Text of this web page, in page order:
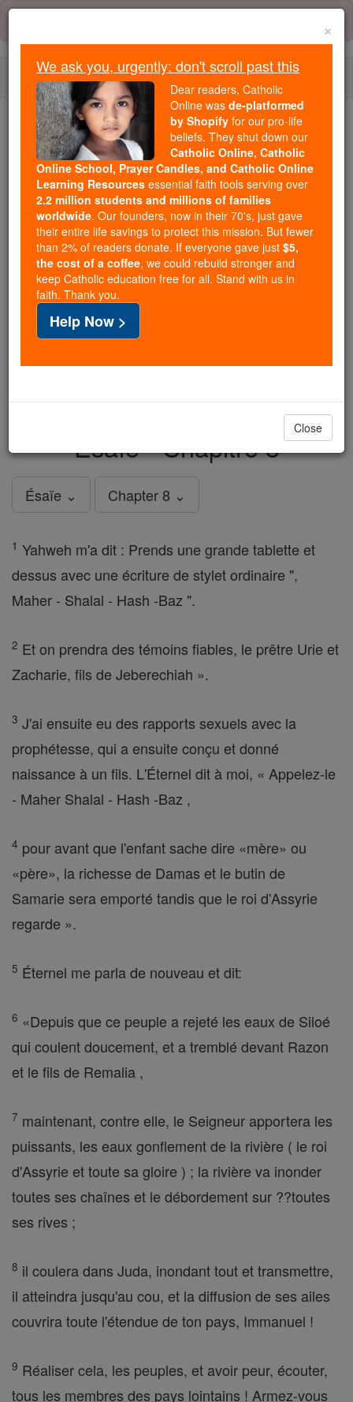
Skip
content
We ask you, urgently: don't scroll past this
Dear readers, Catholic Online
wasde-platformed by Shopify
for our pro-life beliefs. They
shut down ourCatholic
Online, Catholic Online School, Prayer Candles, and
Catholic Online Learning Resourcesessential faith
tools serving over2.2 million students and millions of
families worldwide. Our founders, now in their 70's,
just gave their entire life savings to protect this mission.
But fewer than 2% of readers donate. If everyone gave
just$5, the cost of a coffee, we could rebuild stronger
in faith. Thank you.DONATE TODAY >
Ésaïe - Chapitre 8
Ésaïe ⌄ Chapter 8 ⌄
1 Yahweh m'a dit : Prends une grande tablette et
dessus avec une écriture de stylet ordinaire ",
Maher - Shalal - Hash -Baz ".
2 Et on prendra des témoins fiables, le prêtre Urie et
Zacharie, fils de Jeberechiah ».
3 J'ai ensuite eu des rapports sexuels avec la
prophétesse, qui a ensuite conçu et donné
naissance à un fils. L'Éternel dit à moi, « Appelez-le
- Maher Shalal - Hash -Baz ,
4 pour avant que l'enfant sache dire «mère» ou
«père», la richesse de Damas et le butin de
Samarie sera emporté tandis que le roi d'Assyrie
regarde ».
5 Éternel me parla de nouveau et dit:
6 «Depuis que ce peuple a rejeté les eaux de Siloé
qui coulent doucement, et a tremblé devant Razon
et le fils de Remalia ,
7 maintenant, contre elle, le Seigneur apportera les
puissants, les eaux gonflement de la rivière ( le roi
d'Assyrie et toute sa gloire ) ; la rivière va inonder
toutes ses chaînes et le débordement sur ??toutes
ses rives ;
8 il coulera dans Juda, inondant tout et transmettre,
il atteindra jusqu'au cou, et la diffusion de ses ailes
couvrira toute l'étendue de ton pays, Immanuel !
9 Réaliser cela, les peuples, et avoir peur, écouter,
tous les membres des pays lointains ! Armez-vous
×
We ask you, urgently: don't scroll past this
Dear readers, Catholic
Online was de-platformed
by Shopify for our pro-life
beliefs. They shut down our
Catholic Online, Catholic
Online School, Prayer Candles, and Catholic Online
Learning Resources essential faith tools serving over
2.2 million students and millions of families
worldwide. Our founders, now in their 70's, just gave
their entire life savings to protect this mission. But fewer
than 2% of readers donate. If everyone gave just $5,
the cost of a coffee, we could rebuild stronger and
keep Catholic education free for all. Stand with us in
faith. Thank you.
Help Now >
Close